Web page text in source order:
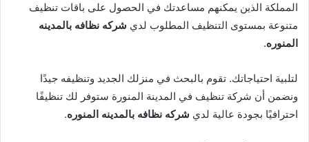
المملكة الذين يمكنهم مساعدتك في الحصول على باقات تنظيف
متنوعة بمستوى التنظيف المطلوب لدي شركه نظافه بالمدينه
المنوره.
لتلبية احتياجاتك. تقوم بالبحث في منزلك الجديد وتنظيفه جيدًا
ونضمن أن شركة تنظيف في المدينة المنورة ستوفر لك تنظيفًا
احترافيًا بجودة عالية لدي شركه نظافه بالمدينه المنوره.